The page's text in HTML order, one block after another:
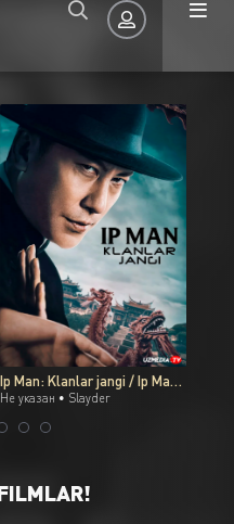
Ip Man: Klanlar jangi / Ip Man: Kung-Fu afsonasi / Kung-Fu ustozi 2 Xitoy filmi Uzbek tilida 2026 O'zbekcha tarjima kino Full HD skachat
Не указан • Slayder